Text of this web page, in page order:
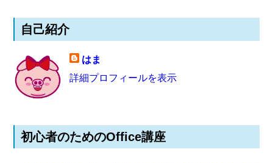
自己紹介
はま
詳細プロフィールを表示
初心者のためのOffice講座